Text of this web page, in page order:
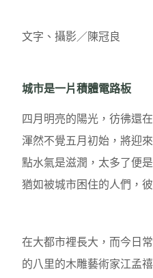
文字、攝影／陳冠良
城市是⼀⽚積體電路板
四月明亮的陽光，彷彿還
渾然不覺五月初始，將迎
點水氣是滋潤，太多了便
猶如被城市困住的人們，
在大都市裡長大，而今日
的八里的木雕藝術家江孟